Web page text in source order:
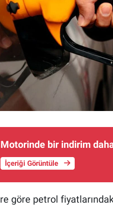
Motorinde bir indirim
İçeriği Görüntüle
göre petrol